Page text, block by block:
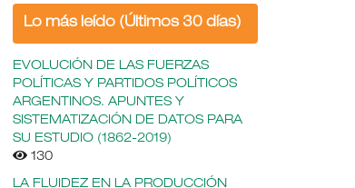
Lo más leído (Últimos 30 días)
EVOLUCIÓN DE LAS FUERZAS
POLÍTICAS Y PARTIDOS POLÍTICOS
ARGENTINOS. APUNTES Y
SISTEMATIZACIÓN DE DATOS PARA
SU ESTUDIO (1862-2019)
130
LA FLUIDEZ EN LA PRODUCCIÓN